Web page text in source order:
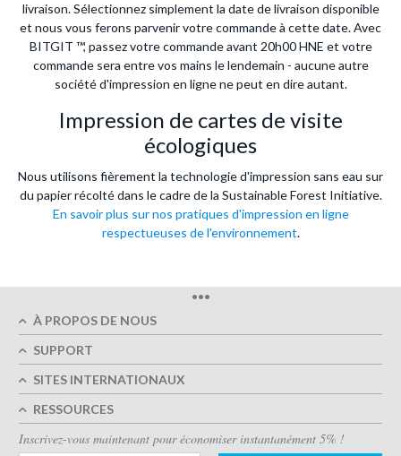
livraison. Sélectionnez simplement la date de livraison disponible
et nous vous ferons parvenir votre commande à cette date. Avec
BITGIT ™, passez votre commande avant 20h00 HNE et votre
commande sera entre vos mains le lendemain - aucune autre
société d'impression en ligne ne peut en dire autant.
Impression de cartes de visite
écologiques
Nous utilisons fièrement la technologie d'impression sans eau sur
du papier récolté dans le cadre de la Sustainable Forest Initiative.
En savoir plus sur nos pratiques d'impression en ligne
respectueuses de l'environnement.
•••
À PROPOS DE NOUS
SUPPORT
SITES INTERNATIONAUX
RESSOURCES
Inscrivez-vous maintenant pour économiser instantanément 5% !